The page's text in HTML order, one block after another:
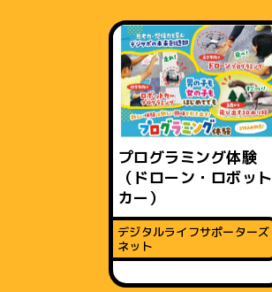
プログラミング体験
（ドローン・ロボット
カー）
デジタルライフサポーターズ
ネット